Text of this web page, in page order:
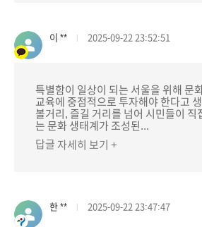
이 ** 2025-09-22 23:52:51
특별함이 일상이 되는 서울을 위해 문
교육에 중점적으로 투자해야 한다고
볼거리, 즐길 거리를 넘어 시민들이 직
는 문화 생태계가 조성된...
답글 자세히 보기 +
한 ** 2025-09-22 23:47:47